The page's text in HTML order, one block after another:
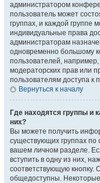
администратором
пользователь может
группах, и каждой группе
индивидуальные права
администраторам
одновременно большому
пользователей,
модераторских прав или
пользователям доступа
Вернуться к началу
Где находятся группы и
них?
Вы можете получить
существующих группах по
вашем личном разделе.
вступить в одну из них,
соответствующую кнопку.
общедоступны. Некоторые